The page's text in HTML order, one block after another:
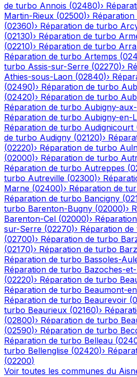
de turbo Annois (02480)›
Martin-Rieux (02500)›
(02360)› Réparation de turbo
(02130)› Réparation de turbo
(02210)› Réparation de turbo
Réparation de turbo Artemps (
turbo Assis-sur-Serre (02270)›
Athies-sous-Laon (02840)›
(02490)› Réparation de turbo
(02420)› Réparation de turbo
Réparation de turbo Aubigny-
Réparation de turbo Aubigny-en-
Réparation de turbo Audignicourt
de turbo Audigny (02120)›
(02220)› Réparation de turbo
(02000)› Réparation de turbo
Réparation de turbo Autreppes (
turbo Autreville (02300)›
Marne (02400)› Réparation de
Réparation de turbo Bancigny (
turbo Barenton-Bugny (02000)›
Barenton-Cel (02000)›
sur-Serre (02270)› Réparation
(02700)› Réparation de turbo
(02170)› Réparation de turbo
Réparation de turbo Bassoles-
Réparation de turbo Bazoches-
(02220)› Réparation de turbo
Réparation de turbo Beaumont-
Réparation de turbo Beaurevoir (
turbo Beaurieux (02160)›
(02800)› Réparation de turbo
(02590)› Réparation de turbo
Réparation de turbo Belleau (
turbo Bellenglise (02420)›
(02200)
Voir toutes les communes du